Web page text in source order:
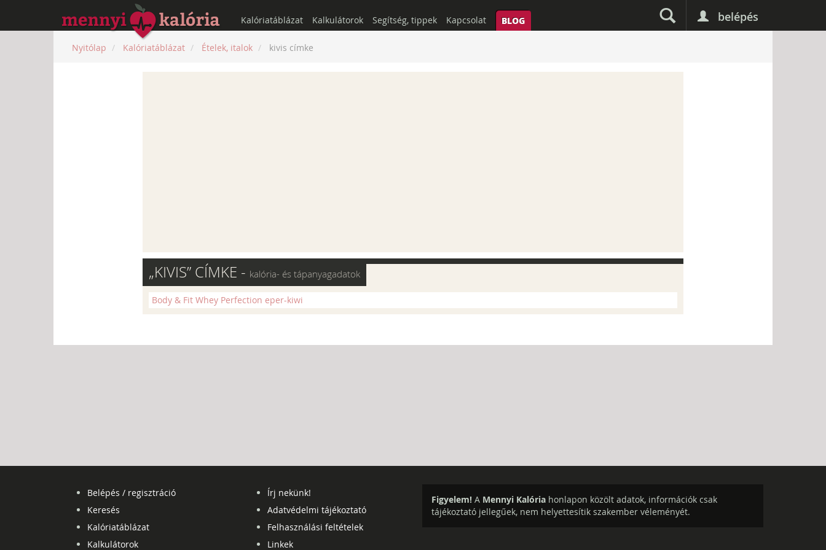
belépés
Kalóriatáblázat Kalkulátorok Segítség, tippek Kapcsolat BLOG
Nyitólap Kalóriatáblázat Ételek, italok kivis címke
„KIVIS” CÍMKE - kalória- és tápanyagadatok
Body & Fit Whey Perfection eper-kiwi
Belépés / regisztráció
Keresés
Kalóriatáblázat
Kalkulátorok
Írj nekünk!
Adatvédelmi tájékoztató
Felhasználási feltételek
Linkek
Figyelem! A Mennyi Kalória honlapon közölt adatok, információk csak
tájékoztató jellegűek, nem helyettesítik szakember véleményét.